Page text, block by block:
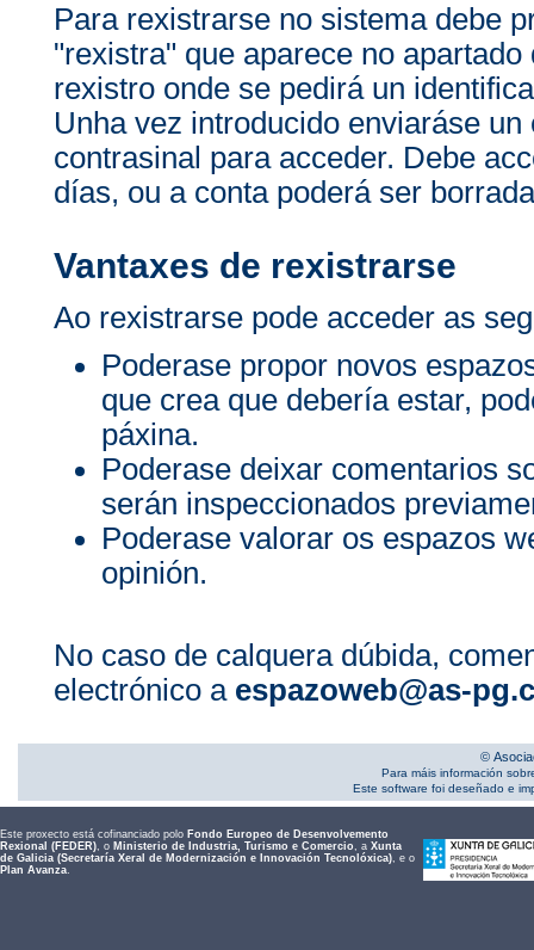
Para rexistrarse no sistema debe
"rexistra" que aparece no
rexistro onde se pedirá un
Unha vez introducido enviaráse
contrasinal para acceder. Debe
días, ou a conta poderá ser
Vantaxes de rexistrarse
Ao rexistrarse pode acceder as
Poderase propor novos
que crea que debería estar,
páxina.
Poderase deixar comentarios
serán inspeccionados
Poderase valorar os espazos
opinión.
No caso de calquera dúbida,
electrónico a espazoweb@as-
©
Para máis información
Este software foi deseñado e
Este proxecto está cofinanciado polo Fondo Europeo de Desenvolvemento
Rexional (FEDER) , o Ministerio de Industria, Turismo e Comercio , a Xunta
de Galicia (Secretaría Xeral de Modernización e Innovación Tecnolóxica) , e o
Plan Avanza